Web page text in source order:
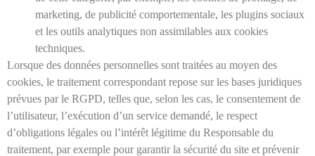
marketing, de publicité comportementale, les plugins sociaux
et les outils analytiques non assimilables aux cookies
techniques.
Lorsque des données personnelles sont traitées au moyen des
cookies, le traitement correspondant repose sur les bases juridiques
prévues par le RGPD, telles que, selon les cas, le consentement de
l’utilisateur, l’exécution d’un service demandé, le respect
d’obligations légales ou l’intérêt légitime du Responsable du
traitement, par exemple pour garantir la sécurité du site et prévenir